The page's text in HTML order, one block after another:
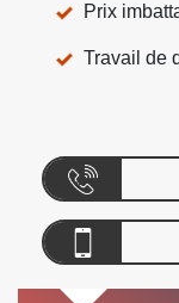
Prix
Travail de